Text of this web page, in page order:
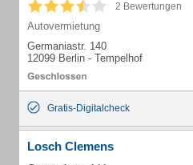
2 Bewertungen
Autovermietung
Germaniastr. 140
12099 Berlin - Tempelhof
Gratis-Digitalcheck
Losch Clemens